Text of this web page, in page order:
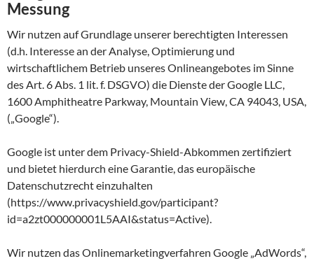
Messung
Wir nutzen auf Grundlage unserer berechtigten Interessen
(d.h. Interesse an der Analyse, Optimierung und
wirtschaftlichem Betrieb unseres Onlineangebotes im Sinne
des Art. 6 Abs. 1 lit. f. DSGVO) die Dienste der Google LLC,
1600 Amphitheatre Parkway, Mountain View, CA 94043, USA,
(„Google“).
Google ist unter dem Privacy-Shield-Abkommen zertifiziert
und bietet hierdurch eine Garantie, das europäische
Datenschutzrecht einzuhalten
(https://www.privacyshield.gov/participant?
id=a2zt000000001L5AAI&status=Active).
Wir nutzen das Onlinemarketingverfahren Google „AdWords“,